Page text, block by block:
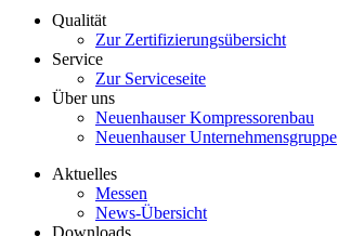
Qualität
Zur Zertifizierungsübersicht
Service
Zur Serviceseite
Über uns
Neuenhauser Kompressorenbau
Neuenhauser Unternehmensgruppe
Aktuelles
Messen
News-Übersicht